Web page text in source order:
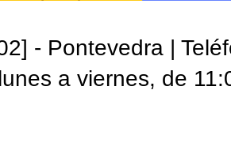
- Pontevedra |
a viernes, de